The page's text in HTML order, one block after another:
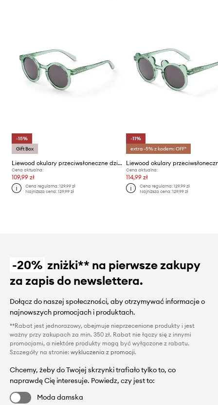
-15%
Gift Box
Liewood okulary przeciwsłoneczne dziecięce Darla Sunglasses 1-3 Y
Cena aktualna:
109,99 zł
Cena regularna:129,99 zł
Najniższa cena:129,99 zł
-11%
extra -5% z kodem: OFF*
Cena aktualna:
114,99 zł
Cena regularna: 129,99 zł
Najniższa cena: 129,99 zł
-20% zniżki** na pierwsze zakupy
za zapis do newslettera.
Dołącz do naszej społeczności, aby otrzymywać informacje o
najnowszych promocjach i produktach.
**Rabat jest jednorazowy, obejmuje nieprzecenione produkty i jest
ważny przy zakupach za min. 350 zł. Rabat nie łączy się z innymi
promocjami, a niektóre produkty mogą być wyłączone z rabatu.
Szczegóły na stronie: wykluczenia z promocji.
Chcemy, żeby do Twojej skrzynki trafiało tylko to, co
naprawdę Cię interesuje. Powiedz, czy jest to:
Moda damska